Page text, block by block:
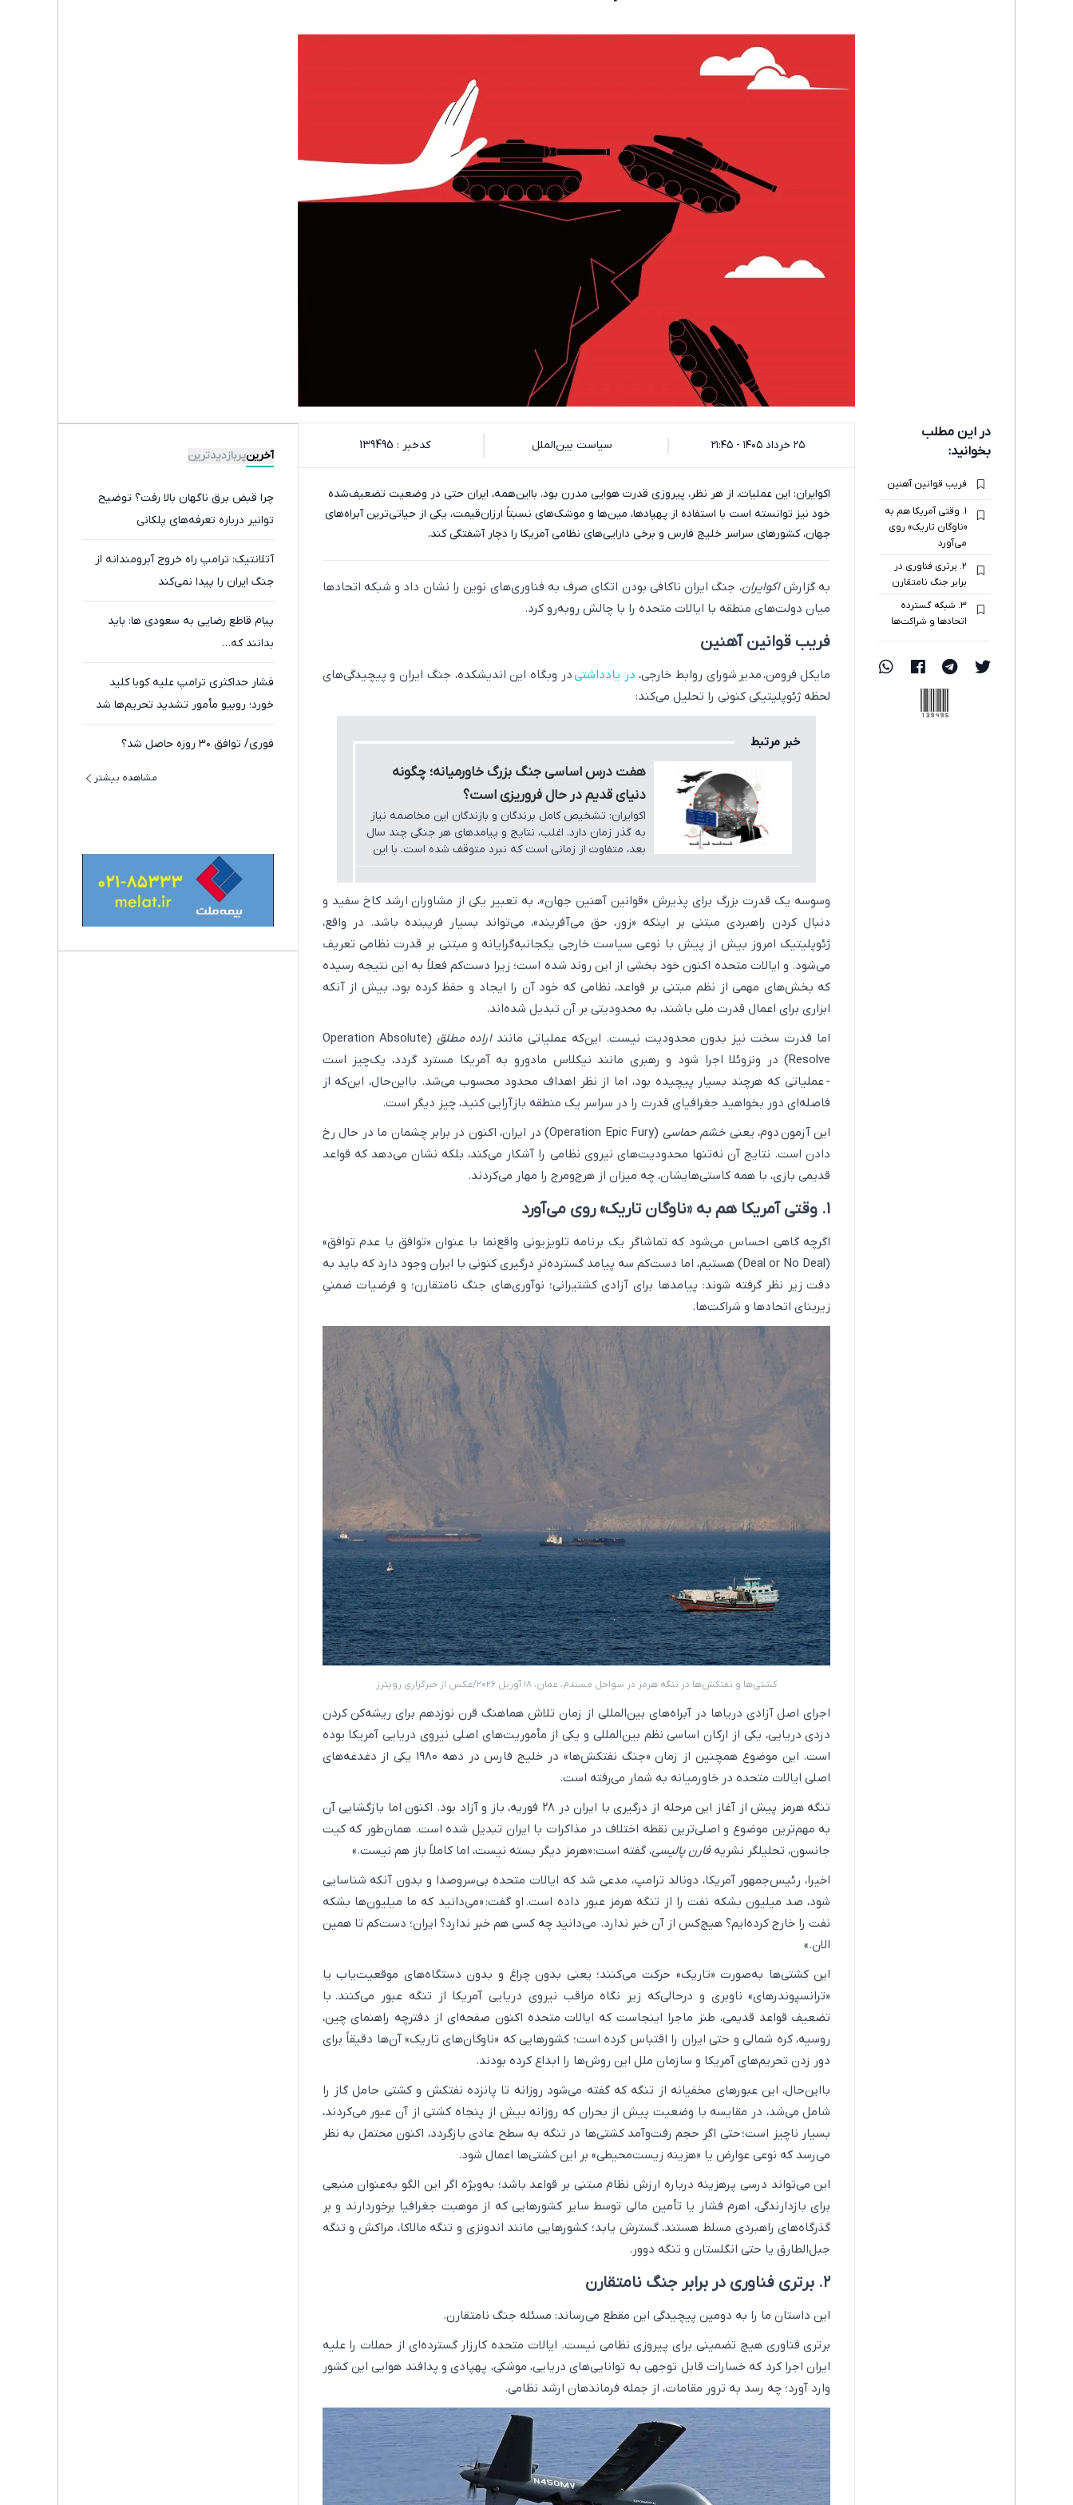
در این مطلب
بخوانید:
فریب قوانین آهنین
۱. وقتی آمریکا هم به
«ناوگان تاریک» روی
می‌آورد
۲. برتری فناوری در
برابر جنگ نامتقارن
۳. شبکه گسترده
اتحادها و شراکت‌ها
۲۵ خرداد ۱۴۰۵ - ۲۱:۴۵ سیاست بین‌الملل کدخبر : 139495
اکوایران: این عملیات، از هر نظر، پیروزی قدرت هوایی مدرن بود. بااین‌همه، ایران حتی در وضعیت تضعیف‌شده
خود نیز توانسته است با استفاده از پهپادها، مین‌ها و موشک‌های نسبتاً ارزان‌قیمت، یکی از حیاتی‌ترین آبراه‌های
جهان، کشورهای سراسر خلیج فارس و برخی دارایی‌های نظامی آمریکا را دچار آشفتگی کند.
به گزارشاکوایران، جنگ ایران ناکافی بودن اتکای صرف به فناوری‌های نوین را نشان داد و شبکه اتحادها
میان دولت‌های منطقه با ایالات متحده را با چالش روبه‌رو کرد.
فریب قوانین آهنین
مایکل فرومن، مدیر شورای روابط خارجی، در یادداشتیدر وبگاه این اندیشکده، جنگ ایران و پیچیدگی‌های
لحظه ژئوپلیتیکی کنونی را تحلیل می‌کند:
خبر مرتبط
هفت درس اساسی جنگ بزرگ خاورمیانه؛ چگونه
دنیای قدیم در حال فروریزی است؟
اکوایران: تشخیص کامل برندگان و بازندگان این مخاصمه نیاز
به گذر زمان دارد. اغلب، نتایج و پیامدهای هر جنگی چند سال
بعد، متفاوت از زمانی است که نبرد متوقف شده است. با این
قدرتمندی ایجاد کرده است - و تحولات بزرگی را تشدید کرده که
جهان ما را از نو می‌سازد.
وسوسه یک قدرت بزرگ برای پذیرش «قوانین آهنین جهان»، به تعبیر یکی از مشاوران ارشد کاخ سفید و
دنبال کردن راهبردی مبتنی بر اینکه «زور، حق می‌آفریند»، می‌تواند بسیار فریبنده باشد. در واقع،
ژئوپلیتیک امروز بیش از پیش با نوعی سیاست خارجی یکجانبه‌گرایانه و مبتنی بر قدرت نظامی تعریف
می‌شود. و ایالات متحده اکنون خود بخشی از این روند شده است؛ زیرا دست‌کم فعلاً به این نتیجه رسیده
که بخش‌های مهمی از نظم مبتنی بر قواعد، نظامی که خود آن را ایجاد و حفظ کرده بود، بیش از آنکه
ابزاری برای اعمال قدرت ملی باشند، به محدودیتی بر آن تبدیل شده‌اند.
اما قدرت سخت نیز بدون محدودیت نیست. این‌که عملیاتی ماننداراده مطلق
(Operation Absolute
Resolve) در ونزوئلا اجرا شود و رهبری مانند نیکلاس مادورو به آمریکا مسترد گردد، یک‌چیز است
- عملیاتی که هرچند بسیار پیچیده بود، اما از نظر اهداف محدود محسوب می‌شد. بااین‌حال، این‌که از
فاصله‌ای دور بخواهید جغرافیای قدرت را در سراسر یک منطقه بازآرایی کنید، چیز دیگر است.
این آزمون دوم، یعنی خشم حماسی
(Operation Epic Fury) در ایران، اکنون در برابر چشمان ما در حال رخ
دادن است. نتایج آن نه‌تنها محدودیت‌های نیروی نظامی را آشکار می‌کند، بلکه نشان می‌دهد که قواعد
قدیمی بازی، با همه کاستی‌هایشان، چه میزان از هرج‌ومرج را مهار می‌کردند.
۱. وقتی آمریکا هم به «ناوگان تاریک» روی می‌آورد
اگرچه گاهی احساس می‌شود که تماشاگر یک برنامه تلویزیونی واقع‌نما با عنوان «توافق یا عدم توافق»
(Deal or No Deal) هستیم، اما دست‌کم سه پیامد گسترده‌ترِ درگیری کنونی با ایران وجود دارد که باید به
دقت زیر نظر گرفته شوند: پیامدها برای آزادی کشتیرانی؛ نوآوری‌های جنگ نامتقارن؛ و فرضیات ضمنیِ
زیربنای اتحادها و شراکت‌ها.
کشتی‌ها و نفتکش‌ها در تنگه هرمز در سواحل مسندم، عمان، ۱۸ آوریل ۲۰۲۶/عکس از خبرگزاری رویترز
اجرای اصل آزادی دریاها در آبراه‌های بین‌المللی از زمان تلاش هماهنگ قرن نوزدهم برای ریشه‌کن کردن
دزدی دریایی، یکی از ارکان اساسی نظم بین‌المللی و یکی از مأموریت‌های اصلی نیروی دریایی آمریکا بوده
است. این موضوع همچنین از زمان «جنگ نفتکش‌ها» در خلیج فارس در دهه ۱۹۸۰ یکی از دغدغه‌های
اصلی ایالات متحده در خاورمیانه به شمار می‌رفته است.
تنگه هرمز پیش از آغاز این مرحله از درگیری با ایران در ۲۸ فوریه، باز و آزاد بود. اکنون اما بازگشایی آن
به مهم‌ترین موضوع و اصلی‌ترین نقطه اختلاف در مذاکرات با ایران تبدیل شده است. همان‌طور که کیت
جانسون، تحلیلگر نشریهفارن پالیسی، گفته است: «هرمز دیگر بسته نیست، اما کاملاً باز هم نیست.»
اخیرا، رئیس‌جمهور آمریکا، دونالد ترامپ، مدعی شد که ایالات متحده بی‌سروصدا و بدون آنکه شناسایی
شود، صد میلیون بشکه نفت را از تنگه هرمز عبور داده است. او گفت: «می‌دانید که ما میلیون‌ها بشکه
نفت را خارج کرده‌ایم؟ هیچ‌کس از آن خبر ندارد. می‌دانید چه کسی هم خبر ندارد؟ ایران؛ دست‌کم تا همین
الان.»
این کشتی‌ها به‌صورت «تاریک» حرکت می‌کنند؛ یعنی بدون چراغ و بدون دستگاه‌های موقعیت‌یاب یا
«ترانسپوندرهای» ناوبری و درحالی‌که زیر نگاه مراقب نیروی دریایی آمریکا از تنگه عبور می‌کنند. با
تضعیف قواعد قدیمی، طنز ماجرا اینجاست که ایالات متحده اکنون صفحه‌ای از دفترچه راهنمای چین،
روسیه، کره شمالی و حتی ایران را اقتباس کرده است؛ کشورهایی که «ناوگان‌های تاریک» آن‌ها دقیقاً برای
دور زدن تحریم‌های آمریکا و سازمان ملل این روش‌ها را ابداع کرده بودند.
بااین‌حال، این عبورهای مخفیانه از تنگه که گفته می‌شود روزانه تا پانزده نفتکش و کشتی حامل گاز را
شامل می‌شد، در مقایسه با وضعیت پیش از بحران که روزانه بیش از پنجاه کشتی از آن عبور می‌کردند،
بسیار ناچیز است؛ حتی اگر حجم رفت‌وآمد کشتی‌ها در تنگه به سطح عادی بازگردد، اکنون محتمل به نظر
می‌رسد که نوعی عوارض یا «هزینه زیست‌محیطی» بر این کشتی‌ها اعمال شود.
این می‌تواند درسی پرهزینه درباره ارزش نظام مبتنی بر قواعد باشد؛ به‌ویژه اگر این الگو به‌عنوان منبعی
برای بازدارندگی، اهرم فشار یا تأمین مالی توسط سایر کشورهایی که از موهبت جغرافیا برخوردارند و بر
گذرگاه‌های راهبردی مسلط هستند، گسترش یابد؛ کشورهایی مانند اندونزی و تنگه مالاکا، مراکش و تنگه
جبل‌الطارق یا حتی انگلستان و تنگه دوور.
۲. برتری فناوری در برابر جنگ نامتقارن
این داستان ما را به دومین پیچیدگی این مقطع می‌رساند: مسئله جنگ نامتقارن.
برتری فناوری هیچ تضمینی برای پیروزی نظامی نیست. ایالات متحده کارزار گسترده‌ای از حملات را علیه
ایران اجرا کرد که خسارات قابل توجهی به توانایی‌های دریایی، موشکی، پهپادی و پدافند هوایی این کشور
وارد آورد؛ چه رسد به ترور مقامات، از جمله فرماندهان ارشد نظامی.
سرمایه گذاری امن
کالا
نقره از دیجی‌کالا
دندان مصنوعی
مقاوم، طبیعی!
ویزیت
رایگان+پرداخت
اقساطی😍
ساندرو برا فروش
راحت بفروشش
چرا قبض برق ناگهان بالا رفت؟ توضیح
آتلانتیک: ترامپ راه خروج آبرومندانه از
پیام قاطع رضایی به سعودی ها: باید
خورد؛ روبیو مأمور تشدید تحریم‌ها شد
فوری/ توافق ۳۰ روزه حاصل شد؟
مشاهده بیشتر